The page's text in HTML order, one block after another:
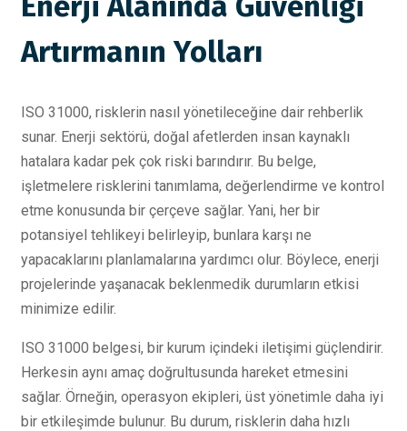
Artırmanın Yolları
ISO 31000, risklerin nasıl yönetileceğine dair rehberlik
sunar. Enerji sektörü, doğal afetlerden insan kaynaklı
hatalara kadar pek çok riski barındırır. Bu belge,
işletmelere risklerini tanımlama, değerlendirme ve kontrol
etme konusunda bir çerçeve sağlar. Yani, her bir
potansiyel tehlikeyi belirleyip, bunlara karşı ne
yapacaklarını planlamalarına yardımcı olur. Böylece, enerji
projelerinde yaşanacak beklenmedik durumların etkisi
minimize edilir.
ISO 31000 belgesi, bir kurum içindeki iletişimi güçlendirir.
Herkesin aynı amaç doğrultusunda hareket etmesini
sağlar. Örneğin, operasyon ekipleri, üst yönetimle daha iyi
bir etkileşimde bulunur. Bu durum, risklerin daha hızlı